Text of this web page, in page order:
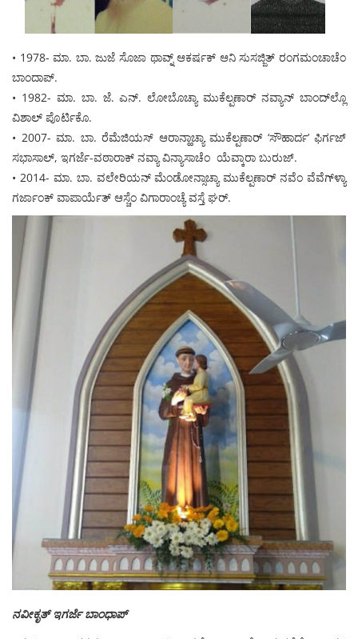
• 1978- ಮಾ. ಬಾ. ಜುಜೆ ಸೊಜಾ ಥಾವ್ನ್ ಆಕರ್ಷಕ್ ಆನಿ ಸುಸಜ್ಜಿತ್ ರಂಗಮಂಚಾಚೆಂ
ಬಾಂದಾಪ್.
• 1982- ಮಾ. ಬಾ. ಜೆ. ಎನ್. ಲೋಬೊಚ್ಯಾ ಮುಕೆಲ್ಪಣಾರ್ ನವ್ಯಾನ್ ಬಾಂದ್‍ಲ್ಲೊ
ವಿಶಾಲ್ ಪೊರ್ಟಿಕೊ.
• 2007- ಮಾ. ಬಾ. ರೆಮೆಜಿಯಸ್ ಆರಾನ್ಹಾಚ್ಯಾ ಮುಕೆಲ್ಪಣಾರ್ ‘ಸೌಹಾರ್ದ’ ಫಿರ್ಗಜ್
ಸಭಾಸಾಲ್, ಇಗರ್ಜೆ-ವಠಾರಾಕ್ ನವ್ಯಾ ವಿನ್ಯಾಸಾಚೆಂ ಯೆವ್ಕಾರಾ ಬುರುಜ್.
• 2014- ಮಾ. ಬಾ. ವಲೇರಿಯನ್ ಮೆಂಡೋನ್ಸಾಚ್ಯಾ ಮುಕೆಲ್ಪಣಾರ್ ನವೆಂ ವೆವೆಗ್‍ಳ್ಯಾ
ಗರ್ಜಾಂಕ್ ವಾಪಾರ್ಯೆತ್ ಆಸ್ಚೆಂ ವಿಗಾರಾಂಚ್ಯೆ ವಸ್ತೆ ಘರ್.
ನವೀಕೃತ್ ಇಗರ್ಜೆ ಬಾಂಧಾಪ್